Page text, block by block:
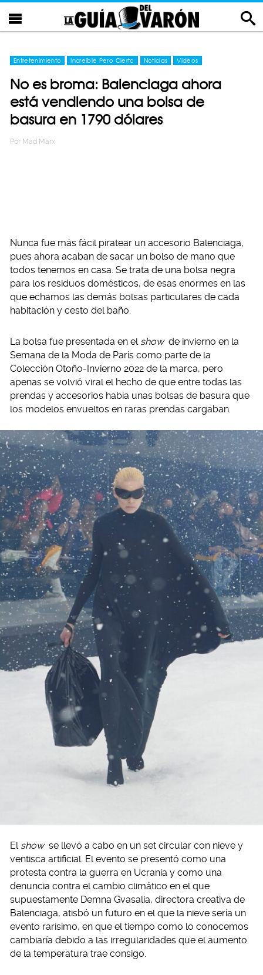
Entretenimiento Increíble Pero Cierto Noticias Videos
No es broma: Balenciaga ahora
está vendiendo una bolsa de
basura en 1790 dólares
Por Mad Marx
Nunca fue más fácil piratear un accesorio Balenciaga,
pues ahora acaban de sacar un bolso de mano que
todos tenemos en casa. Se trata de una bolsa negra
para los residuos domésticos, de esas enormes en las
que echamos las demás bolsas particulares de cada
habitación y cesto del baño.
La bolsa fue presentada en el show de invierno en la
Semana de la Moda de París como parte de la
Colección Otoño-Invierno 2022 de la marca, pero
apenas se volvió viral el hecho de que entre todas las
prendas y accesorios había unas bolsas de basura que
los modelos envueltos en raras prendas cargaban.
El show se llevó a cabo en un set circular con nieve y
ventisca artificial. El evento se presentó como una
protesta contra la guerra en Ucrania y como una
denuncia contra el cambio climático en el que
supuestamente Demna Gvasalia, directora creativa de
Balenciaga, atisbó un futuro en el que la nieve sería un
evento rarísimo, en que el tiempo como lo conocemos
cambiaría debido a las irregularidades que el aumento
de la temperatura trae consigo.